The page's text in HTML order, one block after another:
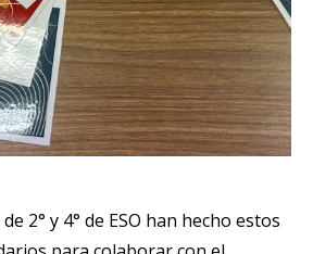
2° y 4° de ESO han hecho estos